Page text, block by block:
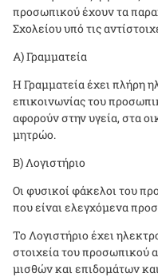
προσωπικού έχουν τα
Σχολείου υπό τις
Α) Γραμματεία
Η Γραμματεία έχει πλήρη
επικοινωνίας του
αφορούν στην υγεία, στα
μητρώο.
Β) Λογιστήριο
Οι φυσικοί φάκελοι του
που είναι ελεγχόμενα
Το Λογιστήριο έχει
στοιχεία του προσωπικού
μισθών και επιδομάτων